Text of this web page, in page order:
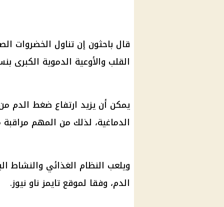
قال باحثون إن تناول الخضروات
القلب والأوعية الدموية الكبرى
يمكن أن يزيد ارتفاع ضغط الدم
الدماغية، لذلك من المهم
ويلعب النظام الغذائي
الدم، وفقا لموقع تايمز ناو نيوز.